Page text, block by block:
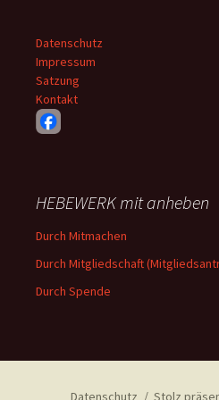
Datenschutz
Impressum
Satzung
Kontakt
HEBEWERK mit anheben
Durch Mitmachen
Durch Mitgliedschaft
Durch Spende
Datenschutz Stolz